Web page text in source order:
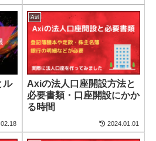
ル
Axi
Axiの法人口座開設方法と
必要書類・口座開設にかか
る時間
2024.01.01